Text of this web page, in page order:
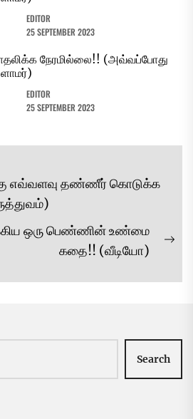
EDITOR
25 SEPTEMBER 2023
நேரமில்லை!! (அவ்வப்போது
EDITOR
25 SEPTEMBER 2023
எவ்வளவு தண்ணீர் கொடுக்க
ஒரு பெண்ணின் உண்மை
கதை!! (வீடியோ)
Search